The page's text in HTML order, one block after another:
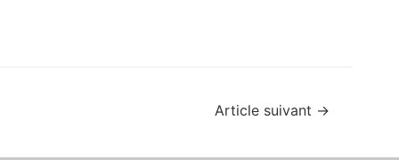
Article suivant →